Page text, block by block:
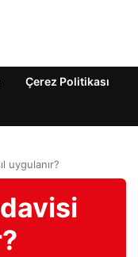
Çerez Politikası
uygulanır?